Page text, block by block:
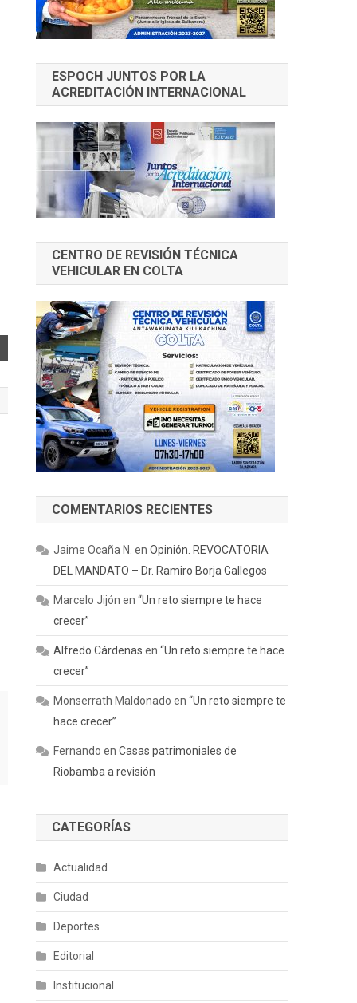
ESPOCH JUNTOS POR LA
ACREDITACIÓN INTERNACIONAL
CENTRO DE REVISIÓN TÉCNICA
VEHICULAR EN COLTA
COMENTARIOS RECIENTES
Jaime Ocaña N. enOpinión. REVOCATORIA
DEL MANDATO – Dr. Ramiro Borja Gallegos
Marcelo Jijón en“Un reto siempre te hace
crecer”
Alfredo Cárdenas en“Un reto siempre te hace
crecer”
Monserrath Maldonado en“Un reto siempre te
hace crecer”
Fernando enCasas patrimoniales de
Riobamba a revisión
CATEGORÍAS
Actualidad
Ciudad
Deportes
Editorial
Institucional